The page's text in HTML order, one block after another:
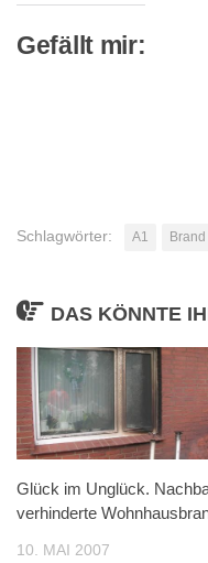
Gefällt mir:
Schlagwörter: A1 Brand
DAS KÖNNTE
Glück im Unglück.
verhinderte
10. MAI 2007